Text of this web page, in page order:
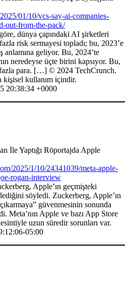
01/10/vcs-say-ai-companies-
out-from-the-pack/
dünya çapındaki AI şirketleri
risk sermayesi topladı; bu, 2023’e
anlamına geliyor. Bu, 2024’te
neredeyse üçte birini kapsıyor. Bu,
para. […] © 2024 TechCrunch.
kişisel kullanım içindir.
20:38:34 +0000
İle Yaptığı Röportajda Apple
2025/1/10/24341039/meta-apple-
rogan-interview
Apple’ın geçmişteki
söyledi. Zuckerberg, Apple’ın
güvenmesinin sonunda
Meta’nın Apple ve bazı App Store
uzun süredir sorunları var.
05:00